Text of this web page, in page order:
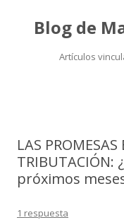
Blog de
Artículos
LAS PROMESAS
TRIBUTACIÓN:
próximos
1 respuesta